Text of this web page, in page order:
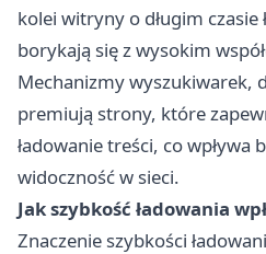
kolei witryny o długim czasie
borykają się z wysokim
Mechanizmy wyszukiwarek,
premiują strony, które
ładowanie treści, co wpływa
widoczność w sieci.
Jak szybkość ładowania
Znaczenie szybkości